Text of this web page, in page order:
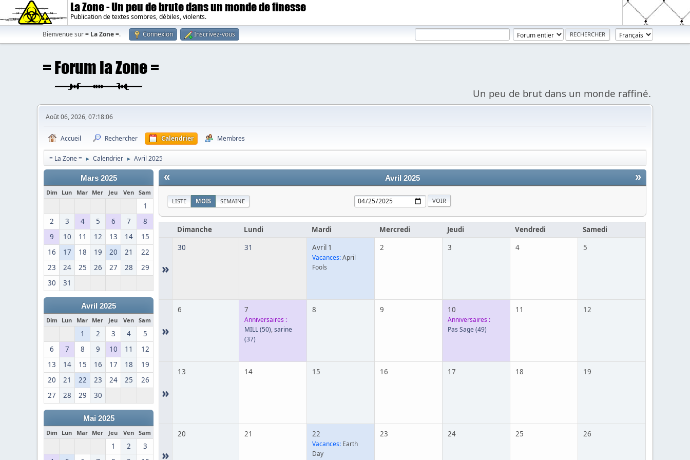
La Zone - Un peu de brute dans un monde de finesse
Publication de textes sombres, débiles, violents.
Bienvenue sur= La Zone =. Connexion Inscrivez-vous
Un peu de brut dans un monde raffiné.
Août 06, 2026, 07:18:06
Accueil Rechercher Calendrier Membres
= La Zone = ► Calendrier ► Avril 2025
Mars 2025
Dim Lun Mar Mer Jeu Ven Sam
1
2
3 4 5 6 7
8
9
10 11 12 13 14
15
16
17 18 19 20 21
22
23
24 25 26 27 28
29
30
31
Avril 2025
Dim Lun Mar Mer Jeu Ven Sam
1 2 3 4
5
6
7 8 9 10 11
12
13
14 15 16 17 18
19
20
21 22 23 24 25
26
27
28 29 30
Mai 2025
Dim Lun Mar Mer Jeu Ven Sam
1 2
3
« »
Avril 2025
LISTE MOIS SEMAINE
Dimanche Lundi Mardi Mercredi Jeudi Vendredi Samedi
»
30 31 Avril 1
Vacances:April
Fools
2 3 4 5
»
6 7
Anniversaires :
MILL(50),sarine
(37)
8 9 10
Anniversaires :
Pas Sage(49)
11 12
»
13 14 15 16 17 18 19
»
20 21 22
Vacances: Earth
Day
23 24 25 26